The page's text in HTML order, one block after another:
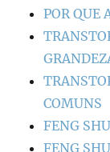
POR QUE
COMUNS
FENG
FENG